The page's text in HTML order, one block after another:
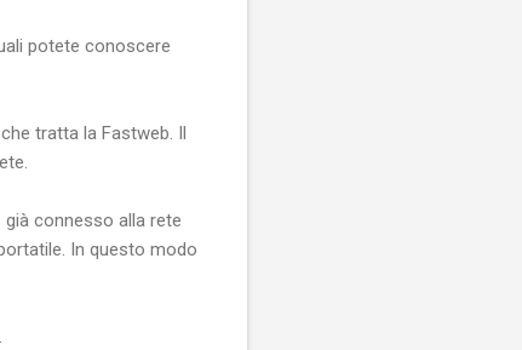
potete conoscere
tratta la Fastweb. Il
connesso alla rete
In questo modo